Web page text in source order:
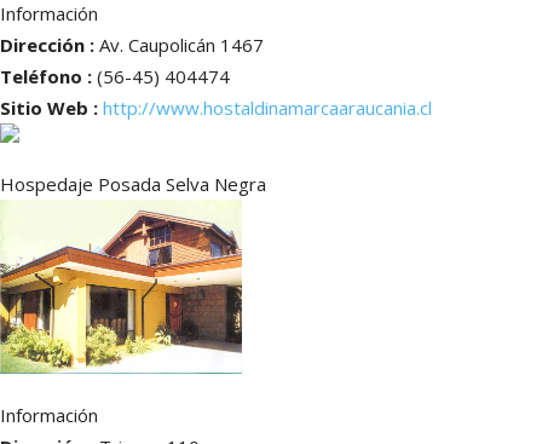
Información
Dirección : Av. Caupolicán 1467
Teléfono : (56-45) 404474
Sitio Web : http://www.hostaldinamarcaaraucania.cl
Hospedaje Posada Selva Negra
Información